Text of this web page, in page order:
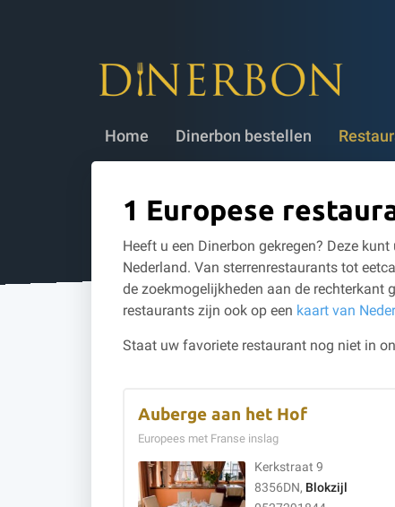
Home Dinerbon bestellen
1 Europese
Heeft u een Dinerbon gekregen? Deze
Nederland. Van sterrenrestaurants tot
de zoekmogelijkheden aan de rechterkant
restaurants zijn ook op een kaart van
Staat uw favoriete restaurant nog niet in
Auberge aan het Hof
Europees met Franse inslag
Kerkstraat 9
8356DN, Blokzijl